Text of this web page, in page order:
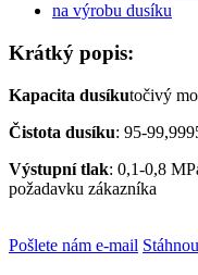
Krátký popis:
Kapacita dusíkutočivý
Čistota dusíku: 95-
Výstupní tlak: 0,1-0,8
požadavku zákazníka
Pošlete nám e-mail